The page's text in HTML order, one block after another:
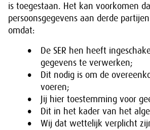
is toegestaan. Het kan voorkomen
persoonsgegevens aan derde
omdat:
De SER hen heeft
gegevens te verwerken;
Dit nodig is om de
voeren;
Jij hier toestemming voor
Dit in het kader van het
Wij dat wettelijk verplicht